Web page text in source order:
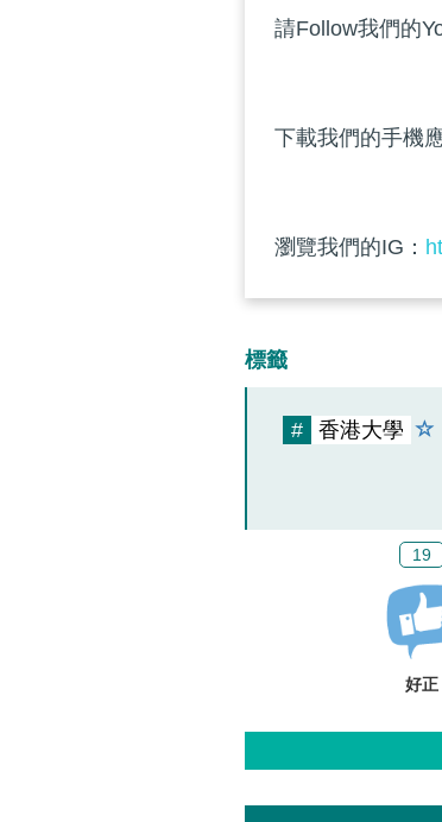
請Follow我們的
下載我們的手機
瀏覽我們的IG：
標籤
# 香港大學
19
好正